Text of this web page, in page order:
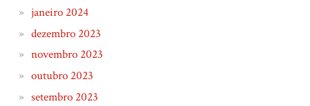
janeiro 2024
dezembro 2023
novembro 2023
outubro 2023
setembro 2023